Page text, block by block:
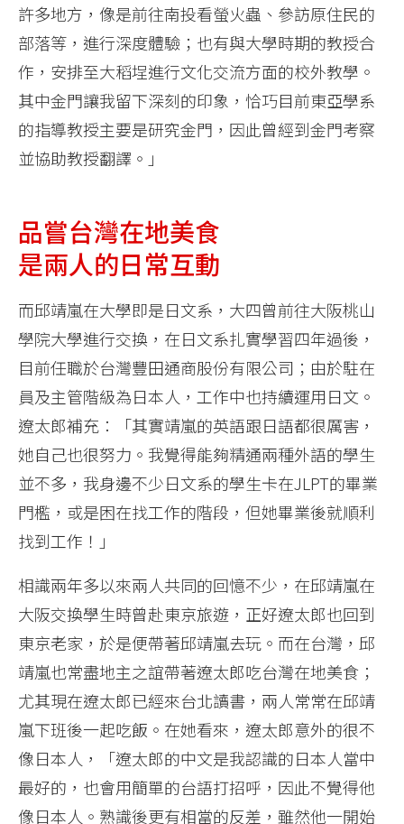
許多地方，像是前往南投看螢火蟲、參訪原住民的
部落等，進行深度體驗；也有與大學時期的教授合
作，安排至大稻埕進行文化交流方面的校外教學。
其中金門讓我留下深刻的印象，恰巧目前東亞學系
的指導教授主要是研究金門，因此曾經到金門考察
並協助教授翻譯。」
品嘗台灣在地美食
是兩人的日常互動
而邱靖嵐在大學即是日文系，大四曾前往大阪桃山
學院大學進行交換，在日文系扎實學習四年過後，
目前任職於台灣豐田通商股份有限公司；由於駐在
員及主管階級為日本人，工作中也持續運用日文。
遼太郎補充：「其實靖嵐的英語跟日語都很厲害，
她自己也很努力。我覺得能夠精通兩種外語的學生
並不多，我身邊不少日文系的學生卡在JLPT的畢業
門檻，或是困在找工作的階段，但她畢業後就順利
找到工作！」
相識兩年多以來兩人共同的回憶不少，在邱靖嵐在
大阪交換學生時曾赴東京旅遊，正好遼太郎也回到
東京老家，於是便帶著邱靖嵐去玩。而在台灣，邱
靖嵐也常盡地主之誼帶著遼太郎吃台灣在地美食；
尤其現在遼太郎已經來台北讀書，兩人常常在邱靖
嵐下班後一起吃飯。在她看來，遼太郎意外的很不
像日本人，「遼太郎的中文是我認識的日本人當中
最好的，也會用簡單的台語打招呼，因此不覺得他
像日本人。熟識後更有相當的反差，雖然他一開始